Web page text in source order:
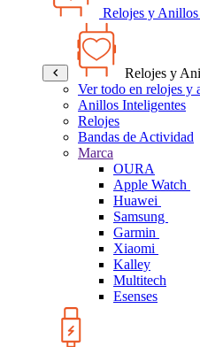
Relojes y
Relojes y
Ver todo en relojes y
Anillos Inteligentes
Relojes
Bandas de Actividad
Marca
OURA
Apple Watch
Huawei
Samsung
Garmin
Xiaomi
Kalley
Multitech
Esenses